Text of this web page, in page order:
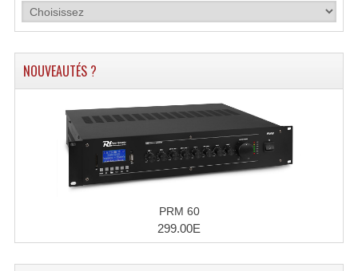
Angles Structure ASD SX290
Angles Structure ASD SZ 290
Angles Structure QUATRO290
Angles Structure SC150
Angles Structure SD250
Angles Structure TRIO290
NOUVEAUTÉS ?
PRM 60
299.00E